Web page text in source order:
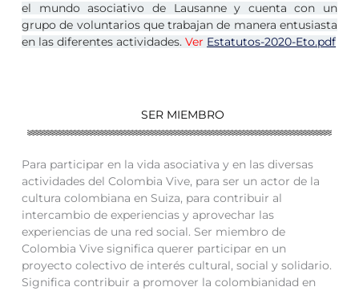
el mundo asociativo de Lausanne y cuenta con un
grupo de voluntarios que trabajan de manera entusiasta
en las diferentesactividades.Ver Estatutos-2020-Eto.pdf
SER MIEMBRO
Para participar en la vida asociativa y en las diversas
actividades del Colombia Vive, para ser un actor de la
cultura colombiana en Suiza, para contribuir al
intercambio de experiencias y aprovechar las
experiencias de una red social. Ser miembro de
Colombia Vive significa querer participar en un
proyecto colectivo de interés cultural, social y solidario.
Significa contribuir a promover la colombianidad en